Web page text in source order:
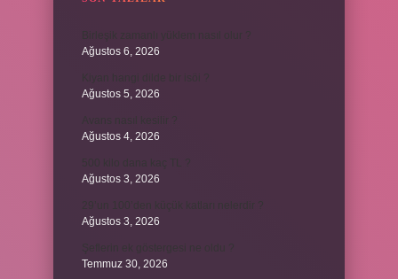
Ağustos 6, 2026
Ağustos 5, 2026
Ağustos 4, 2026
Ağustos 3, 2026
Ağustos 3, 2026
Temmuz 30, 2026